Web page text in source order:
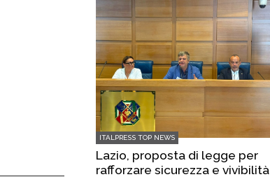
ITALPRESS TOP NEWS
Lazio, proposta di legge per
rafforzare sicurezza e vivibilità